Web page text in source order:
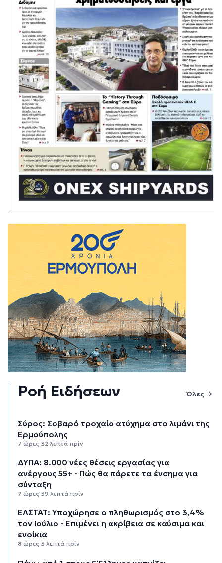
Ροή Ειδήσεων Όλες
Σύρος: Σοβαρό τροχαίο ατύχημα στο λιμάνι της
Ερμούπολης
7 ώρες 32 λεπτά πρίν
ΔΥΠΑ: 8.000 νέες θέσεις εργασίας για
ανέργους 55+ - Πώς θα πάρετε τα ένσημα για
σύνταξη
7 ώρες 39 λεπτά πρίν
ΕΛΣΤΑΤ: Υποχώρησε ο πληθωρισμός στο 3,4%
τον Ιούλιο - Επιμένει η ακρίβεια σε καύσιμα και
ενοίκια
8 ώρες 3 λεπτά πρίν